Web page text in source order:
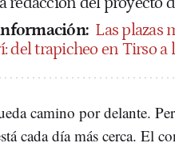
Las plazas
del trapicheo en Tirso a
camino por delante.
cada día más cerca. El